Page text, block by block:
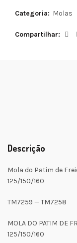
Categoria: Molas
Compartilhar
Descrição
Mola do Patim de
125/150/160
TM7259 — TM7258
MOLA DO PATIM DE
125/150/160